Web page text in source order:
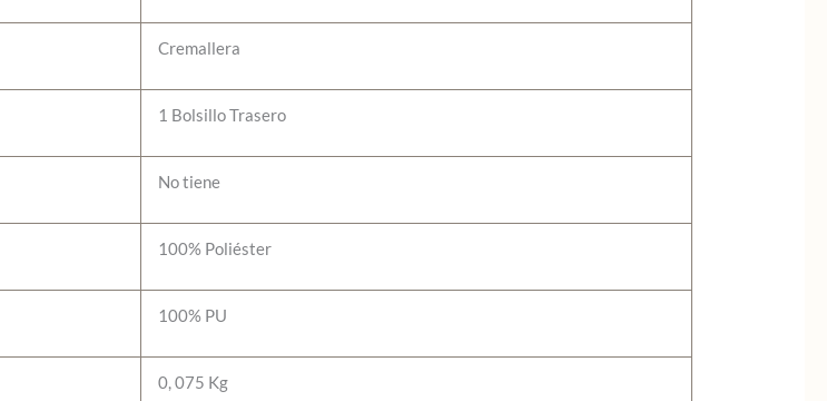
Cremallera
1 Bolsillo Trasero
No tiene
100% Poliéster
100% PU
0, 075 Kg